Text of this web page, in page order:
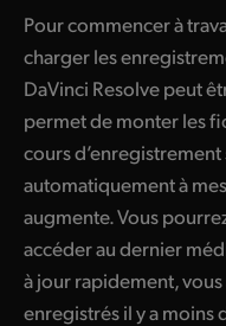
Pour commencer à
charger les
DaVinci Resolve peut
permet de monter les
cours
automatiquement à
augmente. Vous
accéder au dernier
à jour rapidement,
enregistrés il y a moins